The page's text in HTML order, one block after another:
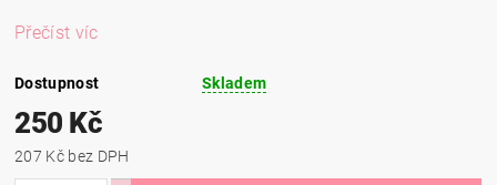
Přečíst víc
Dostupnost Skladem
250 Kč
207 Kč bez DPH